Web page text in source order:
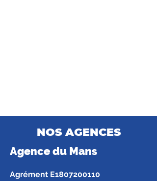
NOS AGENCES
Agence du Mans
Agrément E1807200110